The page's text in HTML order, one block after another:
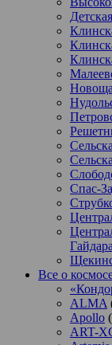
Спас-
Гайдара
Все о
ALMA
Apollo
ART-